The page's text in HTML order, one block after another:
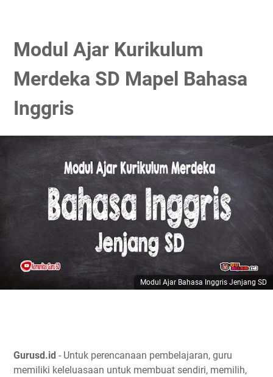
Modul Ajar Kurikulum
Merdeka SD Mapel Bahasa
Inggris
Modul Ajar Bahasa Inggris Jenjang SD
Gurusd.id - Untuk perencanaan pembelajaran, guru
memiliki keleluasaan untuk membuat sendiri, memilih,